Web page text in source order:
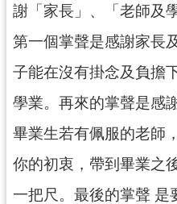
府
資
公
開
回
謝「家長」、「老師及
第一個掌聲是感謝家長
子能在沒有掛念及負擔
學業。再來的掌聲是感
畢業生若有佩服的老師
你的初衷，帶到畢業之
一把尺。最後的掌聲 是